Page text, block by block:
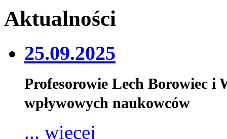
Aktualności
25.09.2025
Profesorowie Lech Borowiec i
wpływowych naukowców
... więcej